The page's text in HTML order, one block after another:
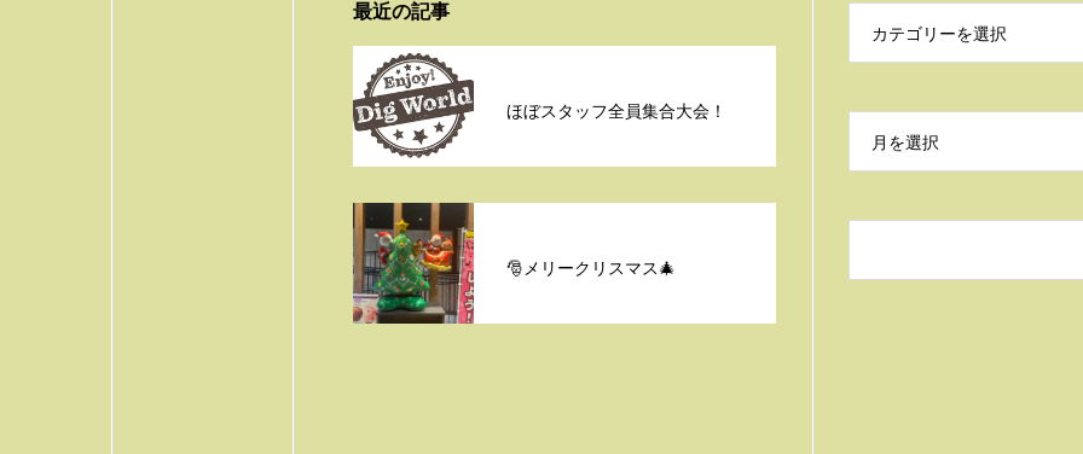
最近の記事
ほぼスタッフ全員集合大会！
🎅メリークリスマス🎄
カテゴリーを選択
月を選択